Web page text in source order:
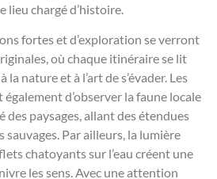
lieu chargé d’histoire.
fortes et d’exploration se verront
où chaque itinéraire se lit
nature et à l’art de s’évader. Les
d’observer la faune locale
des paysages, allant des étendues
sauvages. Par ailleurs, la lumière
chatoyants sur l’eau créent une
les sens. Avec une attention